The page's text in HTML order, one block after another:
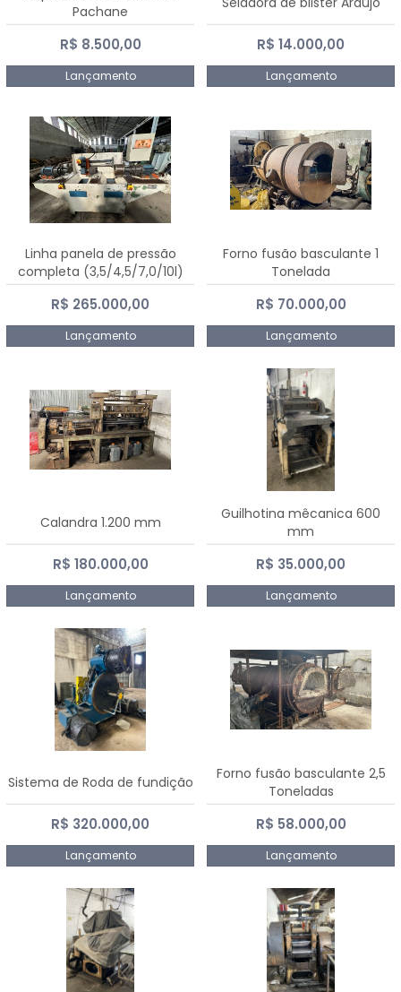
Pachane
R$ 8.500,00
Lançamento
R$ 14.000,00
Lançamento
Linha panela de pressão
completa (3,5/4,5/7,0/10l)
R$ 265.000,00
Lançamento
Forno fusão basculante 1
Tonelada
R$ 70.000,00
Lançamento
Calandra 1.200 mm
R$ 180.000,00
Lançamento
Guilhotina mêcanica 600
mm
R$ 35.000,00
Lançamento
Sistema de Roda de fundição
R$ 320.000,00
Lançamento
Forno fusão basculante 2,5
Toneladas
R$ 58.000,00
Lançamento